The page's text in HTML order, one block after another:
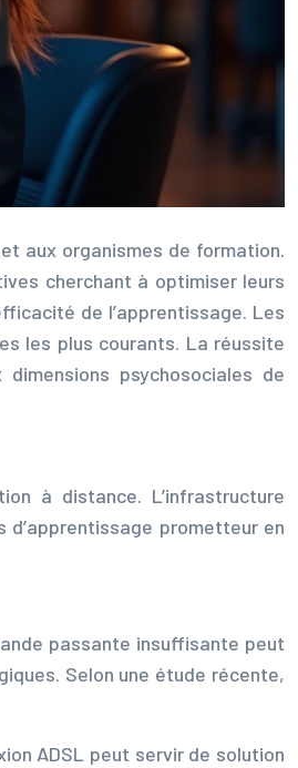
aux organismes de formation.
cherchant à optimiser leurs
de l’apprentissage. Les
les plus courants. La réussite
psychosociales de
à distance. L’infrastructure
prometteur en
passante insuffisante peut
Selon une étude récente,
ADSL peut servir de solution